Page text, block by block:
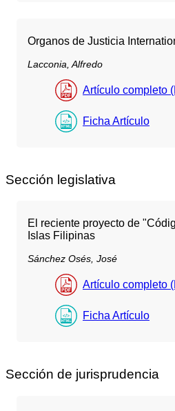
Organos de Justicia
Lacconia, Alfredo
Artículo completo
Ficha Artículo
Sección legislativa
El reciente proyecto de
Islas Filipinas
Sánchez Osés, José
Artículo completo
Ficha Artículo
Sección de jurisprudencia